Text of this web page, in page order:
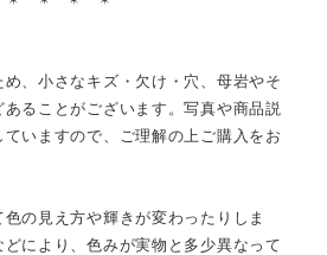
、小さなキズ・欠け・穴、母岩やそ
ることがございます。写真や商品説
いますので、ご理解の上ご購入をお
の見え方や輝きが変わったりしま
により、色みが実物と多少異なって